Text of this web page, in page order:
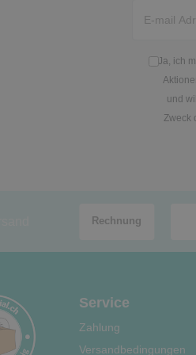
Honig
Ja, ich
und
Zweck
Service
Zahlung
Versandbedingungen